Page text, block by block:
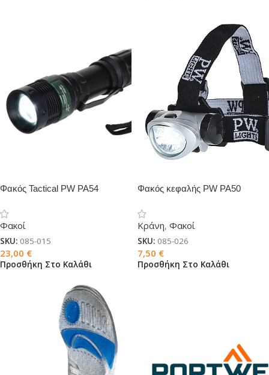
Φακός Tactical PW PA54
Φακοί
SKU: 085-015
23,00 €
Προσθήκη Στο Καλάθι
Φακός κεφαλής PW PA50
Κράνη, Φακοί
SKU: 085-026
7,50 €
Προσθήκη Στο Καλάθι